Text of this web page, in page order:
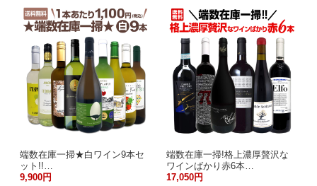
端数在庫一掃★白ワイン9本セ
ット!!…
9,900円
端数在庫一掃!格上濃厚贅沢な
ワインばかり赤6本…
17,050円